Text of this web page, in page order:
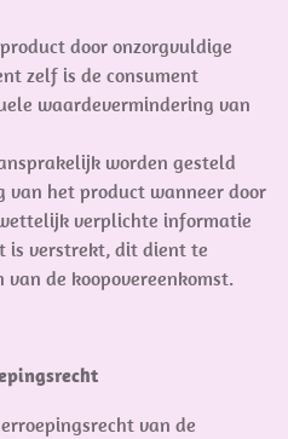
door onzorgvuldige
zelf is de consument
waardevermindering van
worden gesteld
van het product wanneer door
verplichte informatie
is verstrekt, dit dient te
de koopovereenkomst.
van de